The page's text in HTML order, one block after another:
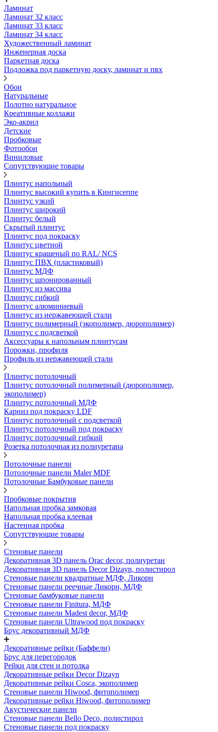
Ламинат
Ламинат 32 класс
Ламинат 33 класс
Ламинат 34 класс
Художественный ламинат
Инженерная доска
Паркетная доска
Подложка под паркетную доску, ламинат и пвх
Обои
Натуральные
Полотно натуральное
Креативные коллажи
Эко-акрил
Детские
Пробковые
Фотообои
Виниловые
Сопутствующие товары
Плинтус напольный
Плинтус высокий купить в Кингисеппе
Плинтус узкий
Плинтус широкий
Плинтус белый
Скрытый плинтус
Плинтус под покраску
Плинтус цветной
Плинтус крашеный по RAL/ NCS
Плинтус ПВХ (пластиковый)
Плинтус МДФ
Плинтус шпонированный
Плинтус из массива
Плинтус гибкий
Плинтус алюминиевый
Плинтус из нержавеющей стали
Плинтус полимерный (экополимер, дюрополимер)
Плинтус с подсветкой
Аксессуары к напольным плинтусам
Порожки, профиля
Профиль из нержавеющей стали
Плинтус потолочный
Плинтус потолочный полимерный (дюрополимер,
экополимер)
Плинтус потолочный МДФ
Карниз под покраску LDF
Плинтус потолочный с подсветкой
Плинтус потолочный под покраску
Плинтус потолочный гибкий
Розетка потолочная из полиуретана
Потолочные панели
Потолочные панели Maler MDF
Потолочные Бамбуковые панели
Пробковые покрытия
Напольная пробка замковая
Напольная пробка клеевая
Настенная пробка
Сопутствующие товары
Стеновые панели
Декоративная 3D панель Orac decor, полиуретан
Декоративная 3D панель Decor Dizayn, полистирол
Стеновые панели квадратные МДФ, Ликорн
Стеновые панели реечные Ликорн, МДФ
Стеновые бамбуковые панели
Стеновые панели Finitura, МДФ
Стеновые панели Madest decor, МДФ
Стеновые панели Ultrawood под покраску
Брус декоративный МДФ
Декоративные рейки (Баффели)
Брус для перегородок
Рейки для стен и потолка
Декоративные рейки Decor Dizayn
Декоративные рейки Cosca, экополимер
Стеновые панели Hiwood, фитополимер
Декоративные рейки Hiwood, фитополимер
Акустические панели
Стеновые панели Bello Deco, полистирол
Стеновые панели под покраску